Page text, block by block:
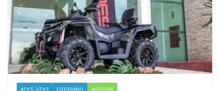
ATV'S, UTV'S COTIDIANO NOTÍCIAS